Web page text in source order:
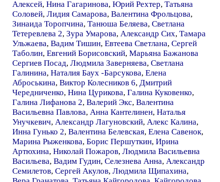
Алексей, Нина Гагаринова, Юрий Рехтер, Татьяна
Соловей, Лидия Самарова, Валентина Фрольцова,
Зинаида Торопчина, Танюша Беляева, Светлана
Тетеревлева 2, Зура Умарова, Александр Сих, Тамара
Ульжаева, Вадим Тишин, Евтеева Светлана, Сергей
Таболин, Евгений Борисовский, Марьяна Бажанова
Сергиев Посад, Людмила Заверняева, Светлана
Галинина, Наталия Баух -Барсукова, Елена
Аброськина, Виктор Колесников 6, Дмитрий
Чередниченко, Нина Цурикова, Галина Куковенко,
Галина Лифанова 2, Валерий Экс, Валентина
Васильевна Павлова, Анна Кантелинен, Наталья
Унучкевич, Александр Лагуновский, Алекс Калина,
Инна Гунько 2, Валентина Белевская, Елена Савенок,
Марина Рыженкова, Борис Першуткин, Ирина
Артюхина, Николай Пожаров, Людмила Васильевна
Васильева, Вадим Гудин, Селезнева Анна, Александр
Семилетов, Сергей Акулов, Людмила Щипахина,